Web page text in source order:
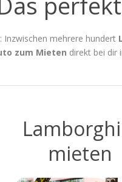
Inzwischen mehrere hundert
zum Mieten direkt bei dir
mieten